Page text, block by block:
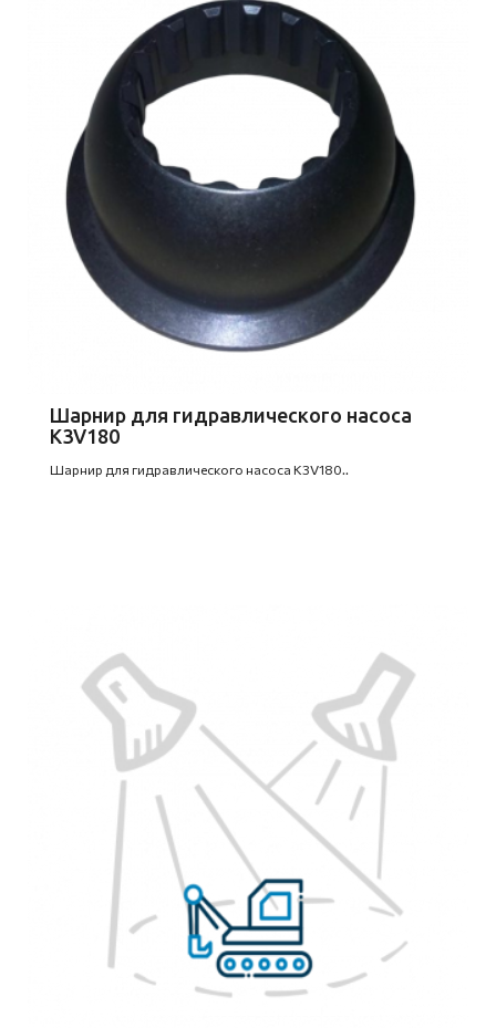
Шарнир для гидравлического насоса
K3V180
Шарнир для гидравлического насоса K3V180..